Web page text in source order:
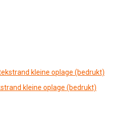
kleine oplage (bedrukt)